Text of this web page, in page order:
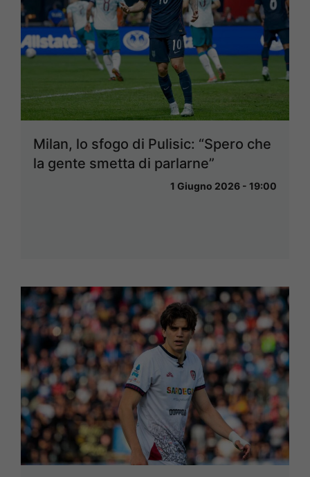
Milan, lo sfogo di Pulisic: “Spero che
la gente smetta di parlarne”
1 Giugno 2026 - 19:00